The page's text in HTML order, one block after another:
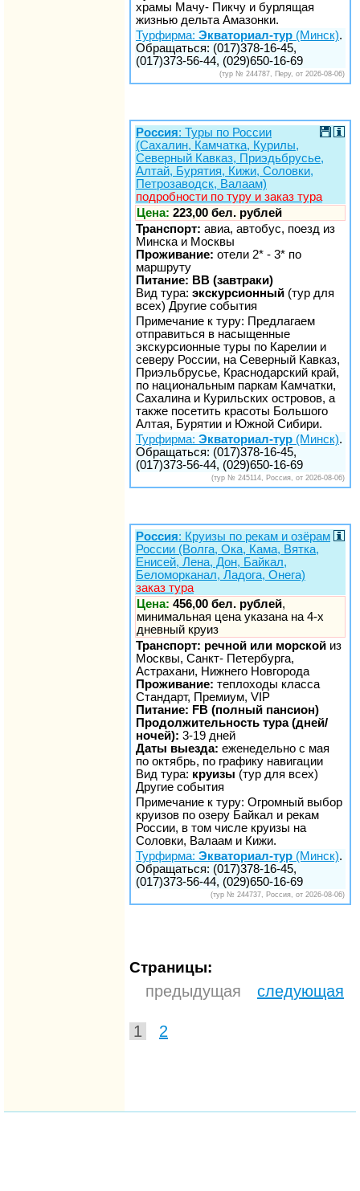
храмы Мачу- Пикчу и бурлящая
жизнью дельта Амазонки.
Турфирма: Экваториал-тур (Минск).
Обращаться: (017)378-16-45,
(017)373-56-44, (029)650-16-69
(тур № 244787, Перу, от 2026-08-06)
Россия: Туры по России
(Сахалин, Камчатка, Курилы,
Северный Кавказ, Приэдьбрусье,
Алтай, Бурятия, Кижи, Соловки,
Петрозаводск, Валаам)
подробности по туру и заказ тура
Цена: 223,00 бел. рублей
Транспорт: авиа, автобус, поезд из
Минска и Москвы
Проживание: отели 2* - 3* по
маршруту
Питание: BB (завтраки)
Вид тура: экскурсионный (тур для
всех) Другие события
Примечание к туру: Предлагаем
отправиться в насыщенные
экскурсионные туры по Карелии и
северу России, на Северный Кавказ,
Приэльбрусье, Краснодарский край,
по национальным паркам Камчатки,
Сахалина и Курильских островов, а
также посетить красоты Большого
Алтая, Бурятии и Южной Сибири.
Турфирма: Экваториал-тур (Минск).
Обращаться: (017)378-16-45,
(017)373-56-44, (029)650-16-69
(тур № 245114, Россия, от 2026-08-06)
Россия: Круизы по рекам и озёрам
России (Волга, Ока, Кама, Вятка,
Енисей, Лена, Дон, Байкал,
Беломорканал, Ладога, Онега)
заказ тура
Цена: 456,00 бел. рублей,
минимальная цена указана на 4-х
дневный круиз
Транспорт: речной или морской из
Москвы, Санкт- Петербурга,
Астрахани, Нижнего Новгорода
Проживание: теплоходы класса
Стандарт, Премиум, VIP
Питание: FB (полный пансион)
Продолжительность тура (дней/
ночей): 3-19 дней
Даты выезда: еженедельно с мая
по октябрь, по графику навигации
Вид тура: круизы (тур для всех)
Другие события
Примечание к туру: Огромный выбор
круизов по озеру Байкал и рекам
России, в том числе круизы на
Соловки, Валаам и Кижи.
Турфирма: Экваториал-тур (Минск).
Обращаться: (017)378-16-45,
(017)373-56-44, (029)650-16-69
(тур № 244737, Россия, от 2026-08-06)
Страницы:
предыдущая следующая
1 2